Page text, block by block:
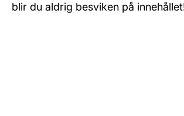
blir du aldrig besviken på